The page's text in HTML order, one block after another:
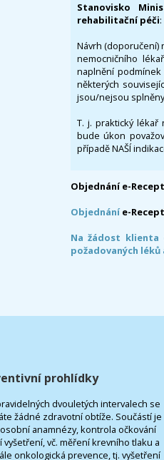
Stanovisko
rehabilitační péči:
Návrh (doporučení)
nemocničního
naplnění
některých
jsou/nejsou
T. j. praktický
bude úkon
případě NAŠÍ
Objednání e-
Objednáníe-
Na žádost klienta
požadovaných
prohlídky
dvouletých intervalech se
žádné zdravotní obtíže. Součástí je
anamnézy, kontrola očkování
vč. měření krevního tlaku a
onkologická prevence, tj. vyšetření